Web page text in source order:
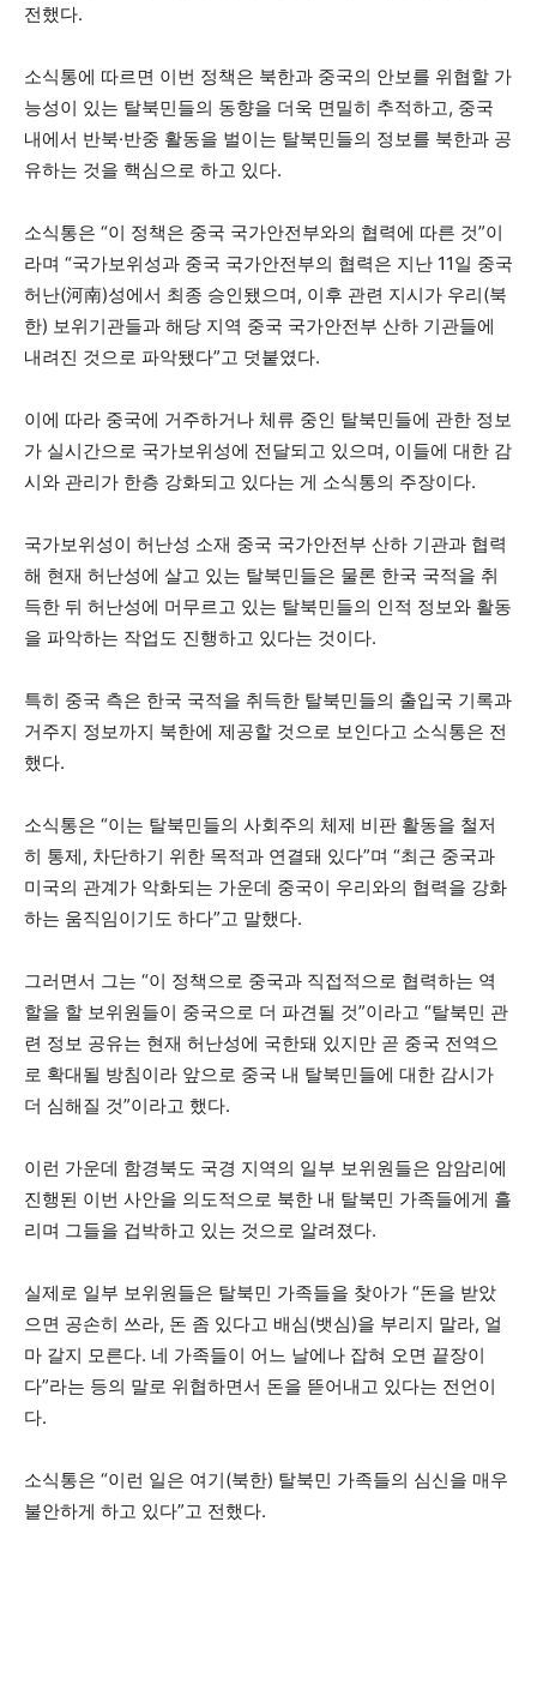
전했다.
소식통에 따르면 이번 정책은 북한과 중국의 안보를 위협할 가
능성이 있는 탈북민들의 동향을 더욱 면밀히 추적하고, 중국
내에서 반북·반중 활동을 벌이는 탈북민들의 정보를 북한과 공
유하는 것을 핵심으로 하고 있다.
소식통은 “이 정책은 중국 국가안전부와의 협력에 따른 것”이
라며 “국가보위성과 중국 국가안전부의 협력은 지난 11일 중국
허난(河南)성에서 최종 승인됐으며, 이후 관련 지시가 우리(북
한) 보위기관들과 해당 지역 중국 국가안전부 산하 기관들에
내려진 것으로 파악됐다”고 덧붙였다.
이에 따라 중국에 거주하거나 체류 중인 탈북민들에 관한 정보
가 실시간으로 국가보위성에 전달되고 있으며, 이들에 대한 감
시와 관리가 한층 강화되고 있다는 게 소식통의 주장이다.
국가보위성이 허난성 소재 중국 국가안전부 산하 기관과 협력
해 현재 허난성에 살고 있는 탈북민들은 물론 한국 국적을 취
득한 뒤 허난성에 머무르고 있는 탈북민들의 인적 정보와 활동
을 파악하는 작업도 진행하고 있다는 것이다.
특히 중국 측은 한국 국적을 취득한 탈북민들의 출입국 기록과
거주지 정보까지 북한에 제공할 것으로 보인다고 소식통은 전
했다.
소식통은 “이는 탈북민들의 사회주의 체제 비판 활동을 철저
히 통제, 차단하기 위한 목적과 연결돼 있다”며 “최근 중국과
미국의 관계가 악화되는 가운데 중국이 우리와의 협력을 강화
하는 움직임이기도 하다”고 말했다.
그러면서 그는 “이 정책으로 중국과 직접적으로 협력하는 역
할을 할 보위원들이 중국으로 더 파견될 것”이라고 “탈북민 관
련 정보 공유는 현재 허난성에 국한돼 있지만 곧 중국 전역으
로 확대될 방침이라 앞으로 중국 내 탈북민들에 대한 감시가
더 심해질 것”이라고 했다.
이런 가운데 함경북도 국경 지역의 일부 보위원들은 암암리에
진행된 이번 사안을 의도적으로 북한 내 탈북민 가족들에게 흘
리며 그들을 겁박하고 있는 것으로 알려졌다.
실제로 일부 보위원들은 탈북민 가족들을 찾아가 “돈을 받았
으면 공손히 쓰라, 돈 좀 있다고 배심(뱃심)을 부리지 말라, 얼
마 갈지 모른다. 네 가족들이 어느 날에나 잡혀 오면 끝장이
다”라는 등의 말로 위협하면서 돈을 뜯어내고 있다는 전언이
다.
소식통은 “이런 일은 여기(북한) 탈북민 가족들의 심신을 매우
불안하게 하고 있다”고 전했다.